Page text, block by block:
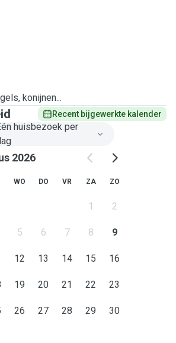
konijnen...
Recent bijgewerkte kalender
huisbezoek per
2026
WO DO VR ZA ZO
1 2
5 6 7 8 9
12 13 14 15 16
19 20 21 22 23
26 27 28 29 30